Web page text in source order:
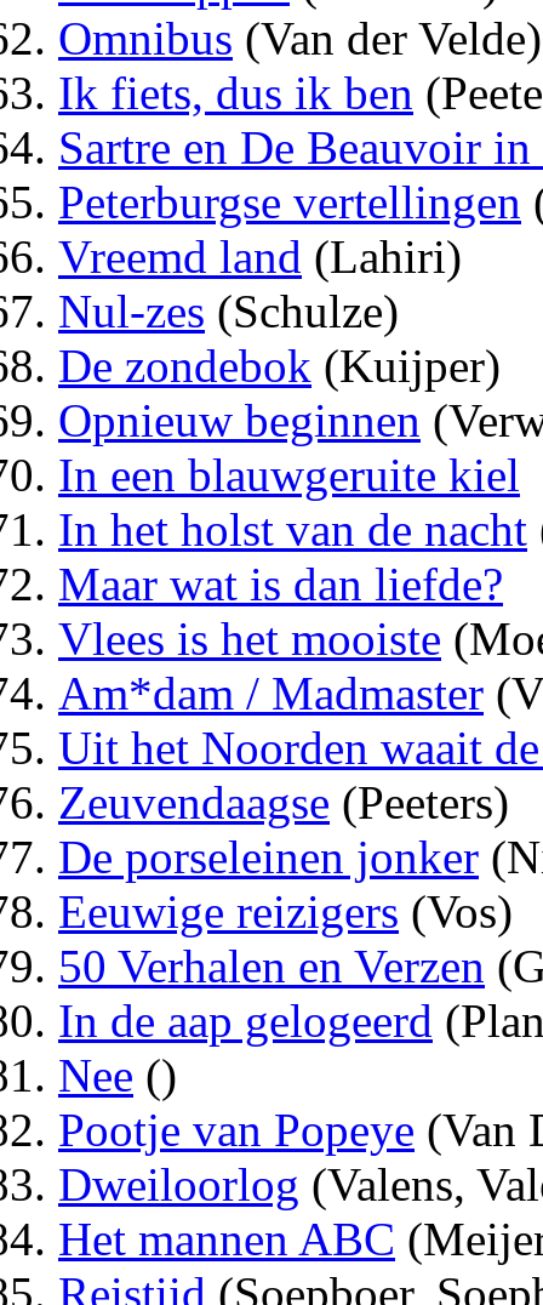
Omnibus (Van der Velde)
Ik fiets, dus ik ben
Sartre en De Beauvoir
Peterburgse vertellingen
Vreemd land (Lahiri)
Nul-zes (Schulze)
De zondebok (Kuijper)
Opnieuw beginnen
In een blauwgeruite kiel
In het holst van de nacht
Maar wat is dan liefde?
Vlees is het mooiste
Am*dam / Madmaster
Uit het Noorden waait
Zeuvendaagse (Peeters)
De porseleinen jonker
Eeuwige reizigers (Vos)
50 Verhalen en Verzen
In de aap gelogeerd
Nee ()
Pootje van Popeye (Van
Dweiloorlog (Valens,
Het mannen ABC
Reistiid (Soepboer,